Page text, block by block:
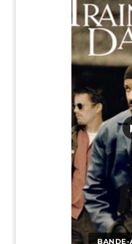
BANDE-